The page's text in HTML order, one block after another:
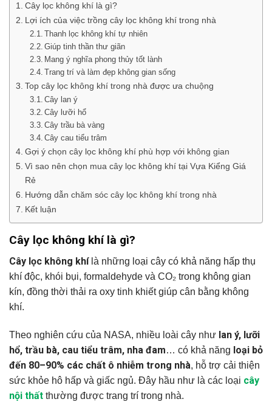
Cây lọc không khí là gì?
Lợi ích của việc trồng cây lọc không khí trong nhà
Thanh lọc không khí tự nhiên
Giúp tinh thần thư giãn
Mang ý nghĩa phong thủy tốt lành
Trang trí và làm đẹp không gian sống
Top cây lọc không khí trong nhà được ưa chuộng
Cây lan ý
Cây lưỡi hổ
Cây trầu bà vàng
Cây cau tiểu trâm
Gợi ý chọn cây lọc không khí phù hợp với không gian
Vì sao nên chọn mua cây lọc không khí tại Vựa Kiểng Giá
Rẻ
Hướng dẫn chăm sóc cây lọc không khí trong nhà
Kết luận
Cây lọc không khí là gì?
Cây lọc không khílà những loại cây có khả năng hấp thụ
khí độc, khói bụi, formaldehyde và CO₂ trong không gian
kín, đồng thời thải ra oxy tinh khiết giúp cân bằng không
khí.
Theo nghiên cứu của NASA, nhiều loài cây như lan ý, lưỡi
hổ, trầu bà, cau tiểu trâm, nha đam… có khả năng loại bỏ
đến 80–90% các chất ô nhiễm trong nhà, hỗ trợ cải thiện
sức khỏe hô hấp và giấc ngủ. Đây hầu như là các loại cây
nội thất thường được trang trí trong nhà.